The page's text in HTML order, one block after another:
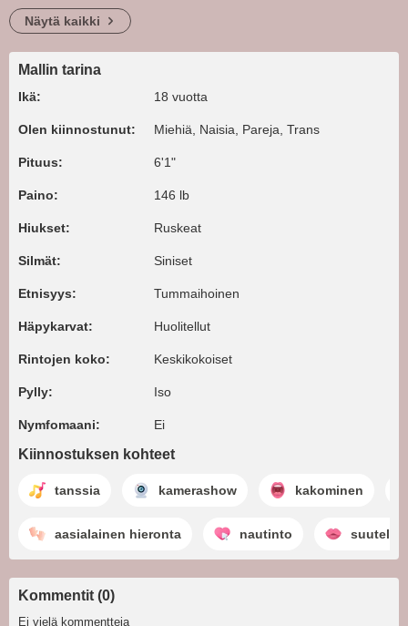
Näytä kaikki
Mallin tarina
Ikä: 18 vuotta
Olen kiinnostunut: Miehiä, Naisia, Pareja, Trans
Pituus: 6'1"
Paino: 146 lb
Hiukset: Ruskeat
Silmät: Siniset
Etnisyys: Tummaihoinen
Häpykarvat: Huolitellut
Rintojen koko: Keskikokoiset
Pylly: Iso
Nymfomaani: Ei
Kiinnostuksen kohteet
tanssia kamerashow kakominen
aasialainen hieronta nautinto suutelu
Kommentit (0)
Ei vielä kommentteja